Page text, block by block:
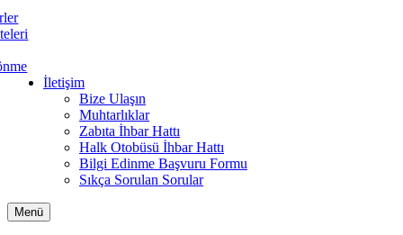
İletişim
Bize Ulaşın
Muhtarlıklar
Zabıta İhbar Hattı
Halk Otobüsü İhbar Hattı
Bilgi Edinme Başvuru Formu
Sıkça Sorulan Sorular
Menü